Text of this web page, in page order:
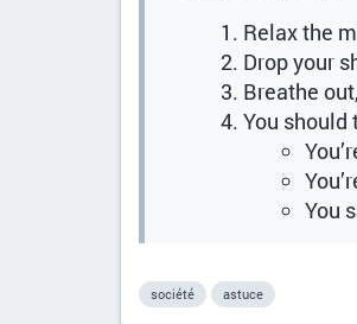
Relax the
Drop your
Breathe
You
You
société astuce